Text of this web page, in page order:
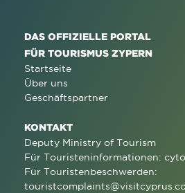
DAS OFFIZIELLE PORTAL
FÜR TOURISMUS ZYPERN
Startseite
Über uns
Geschäftspartner
KONTAKT
Deputy Ministry of Tourism
Für Touristeninformationen:
Für Touristenbeschwerden: